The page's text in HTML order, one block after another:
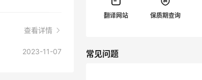
查看详情
2023-11-07
翻译网站 保质期查询
常见问题